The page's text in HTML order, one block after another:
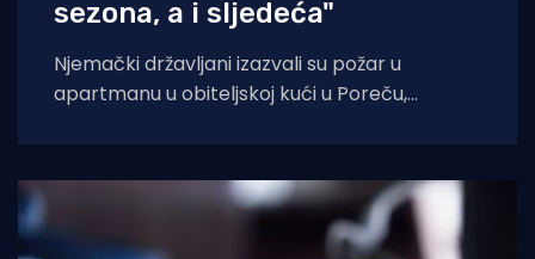
sezona, a i sljedeća"
Njemački državljani izazvali su požar u
apartmanu u obiteljskoj kući u Poreču,